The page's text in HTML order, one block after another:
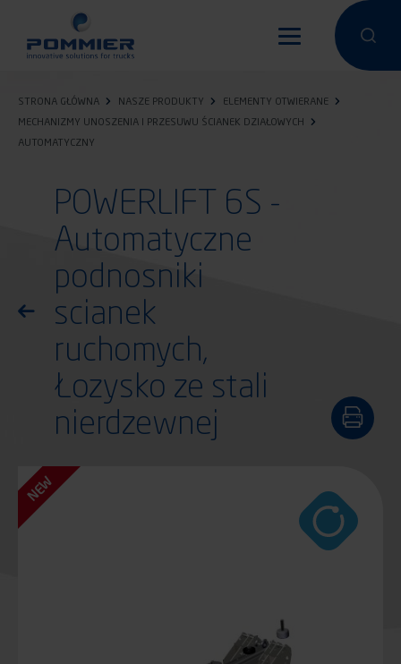
treści
STRONA GŁÓWNA NASZE PRODUKTY
ELEMENTY OTWIERANE
MECHANIZMY UNOSZENIA I PRZESUWU ŚCIANEK DZIAŁOWYCH
AUTOMATYCZNY
Powróć do listy produktów
POWERLIFT 6S -
Automatyczne
podnosniki
scianek
ruchomych,
Łozysko ze stali
nierdzewnej
NEW